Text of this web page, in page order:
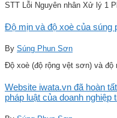
STT Lỗi Nguyên nhân Xử lý 1
Độ mịn và độ xoè của súng
By Súng Phun Sơn
Độ xoè (độ rộng vệt sơn) và độ
Website iwata.vn đã hoàn
pháp luật của doanh nghiệp